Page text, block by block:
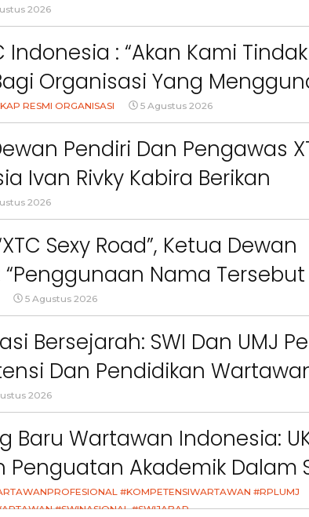
2026
Indonesia : “Akan Kami Tindak
Organisasi Yang
Warna, Bendera Dan
Izin”
RESMI ORGANISASI 5 Agustus 2026
Pendiri Dan Pengawas
Ivan Rivky Kabira Berikan
Sikap Terkait “XTC Sexy Road”
2026
Sexy Road”, Ketua Dewan
“Penggunaan Nama
Ketentuan Perundang-
5 Agustus 2026
Bersejarah: SWI Dan UMJ
Dan Pendidikan
2026
Baru Wartawan Indonesia:
Penguatan Akademik Dalam
#KOMPETENSIWARTAWAN #RPLUMJ
#SWINASIONAL #SWIJABAR
Berita
Sawah Rusak: Ahli Waris
Tagih Tanggung Jawab
Pemkab Bandung Barat
Berikan
Tema
Orang Tua
Kesehatan